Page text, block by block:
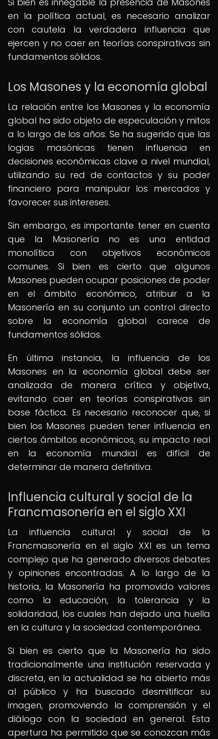
en la política actual, es necesario analizar
con cautela la verdadera influencia que
ejercen y no caer en teorías conspirativas sin
fundamentos sólidos.
Los Masones y la economía global
La relación entre los Masones y la economía
global ha sido objeto de especulación y mitos
a lo largo de los años. Se ha sugerido que las
logias masónicas tienen influencia en
decisiones económicas clave a nivel mundial,
utilizando su red de contactos y su poder
financiero para manipular los mercados y
favorecer sus intereses.
Sin embargo, es importante tener en cuenta
que la Masonería no es una entidad
monolítica con objetivos económicos
comunes. Si bien es cierto que algunos
Masones pueden ocupar posiciones de poder
en el ámbito económico, atribuir a la
Masonería en su conjunto un control directo
sobre la economía global carece de
fundamentos sólidos.
En última instancia, la influencia de los
Masones en la economía global debe ser
analizada de manera crítica y objetiva,
evitando caer en teorías conspirativas sin
base fáctica. Es necesario reconocer que, si
bien los Masones pueden tener influencia en
ciertos ámbitos económicos, su impacto real
en la economía mundial es difícil de
determinar de manera definitiva.
Influencia cultural y social de la
Francmasonería en el siglo XXI
La influencia cultural y social de la
Francmasonería en el siglo XXI es un tema
complejo que ha generado diversos debates
y opiniones encontradas. A lo largo de la
historia, la Masonería ha promovido valores
como la educación, la tolerancia y la
solidaridad, los cuales han dejado una huella
en la cultura y la sociedad contemporánea.
Si bien es cierto que la Masonería ha sido
tradicionalmente una institución reservada y
discreta, en la actualidad se ha abierto más
al público y ha buscado desmitificar su
imagen, promoviendo la comprensión y el
diálogo con la sociedad en general. Esta
apertura ha permitido que se conozcan más